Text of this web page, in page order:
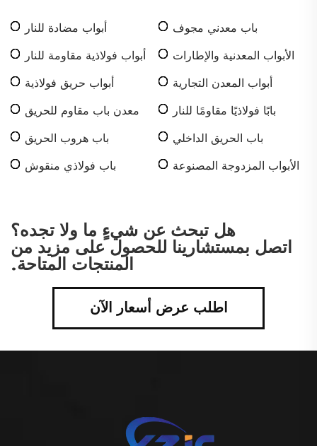
باب معدني مجوف
أبواب مضادة للنار
الأبواب المعدنية والإطارات
أبواب فولاذية مقاومة للنار
أبواب المعدن التجارية
أبواب حريق فولاذية
بابًا فولاذيًا مقاومًا للنار
معدن باب مقاوم للحريق
باب الحريق الداخلي
باب هروب الحريق
الأبواب المزدوجة المصنوعة
باب فولاذي منقوش
هل تبحث عن شيءٍ ما ولا تجده؟
اتصل بمستشارينا للحصول على مزيد من
المنتجات المتاحة.
اطلب عرض أسعار الآن